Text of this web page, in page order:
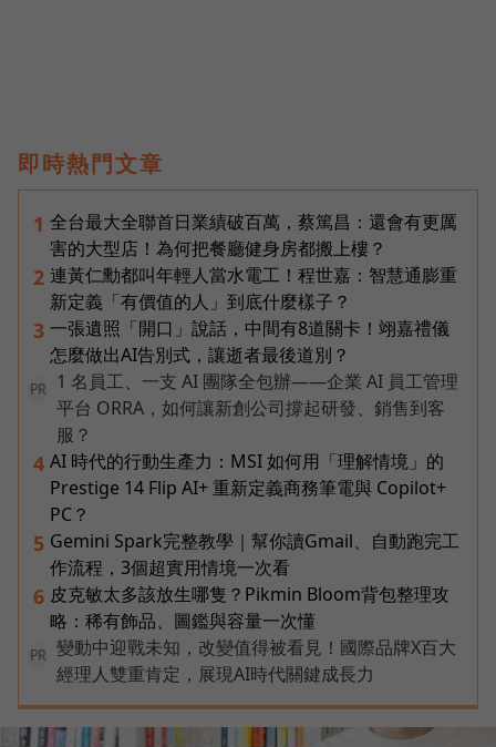
即時熱門文章
1 全台最大全聯首日業績破百萬，蔡篤昌：還會有更厲
害的大型店！為何把餐廳健身房都搬上樓？
2 連黃仁勳都叫年輕人當水電工！程世嘉：智慧通膨重
新定義「有價值的人」到底什麼樣子？
3 一張遺照「開口」說話，中間有8道關卡！翊嘉禮儀
怎麼做出AI告別式，讓逝者最後道別？
PR
1 名員工、一支 AI 團隊全包辦——企業 AI 員工管理
平台 ORRA，如何讓新創公司撐起研發、銷售到客
服？
4 AI 時代的行動生產力：MSI 如何用「理解情境」的
Prestige 14 Flip AI+ 重新定義商務筆電與 Copilot+
PC？
5 Gemini Spark完整教學｜幫你讀Gmail、自動跑完工
作流程，3個超實用情境一次看
6 皮克敏太多該放生哪隻？Pikmin Bloom背包整理攻
略：稀有飾品、圖鑑與容量一次懂
PR
變動中迎戰未知，改變值得被看見！國際品牌X百大
經理人雙重肯定，展現AI時代關鍵成長力